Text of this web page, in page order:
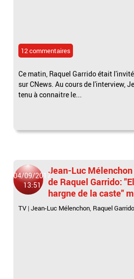
12 commentaires
Ce matin, Raquel Garrido était
sur CNews. Au cours de l'interview,
tenu à connaitre le...
04/09/2017
13:51
Jean-Luc
de Raquel Garrido:
hargne de la caste"
TV |Jean-Luc Mélenchon, Raquel